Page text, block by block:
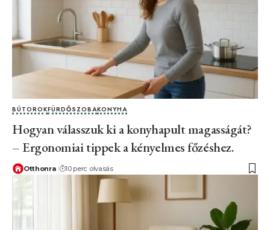
BÚTOROKFÜRDŐSZOBAKONYHA
Hogyan válasszuk ki a konyhapult magasságát?
– Ergonomiai tippek a kényelmes főzéshez.
Otthonra 10 perc olvasás